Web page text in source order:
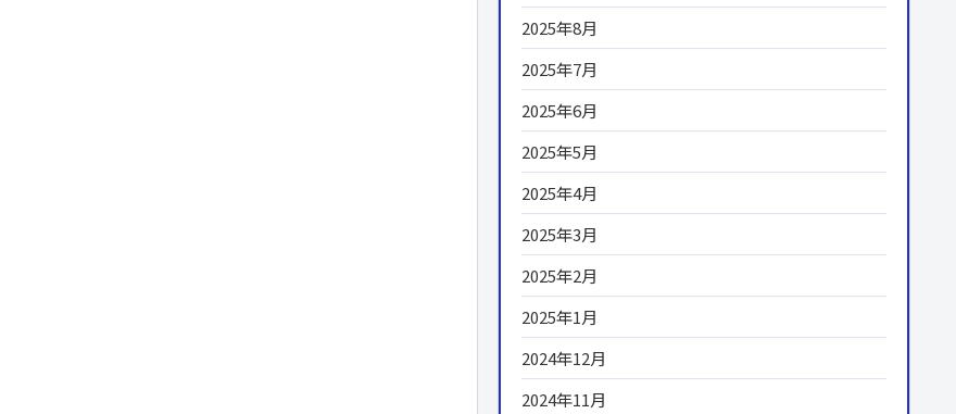
2025年8月
2025年7月
2025年6月
2025年5月
2025年4月
2025年3月
2025年2月
2025年1月
2024年12月
2024年11月